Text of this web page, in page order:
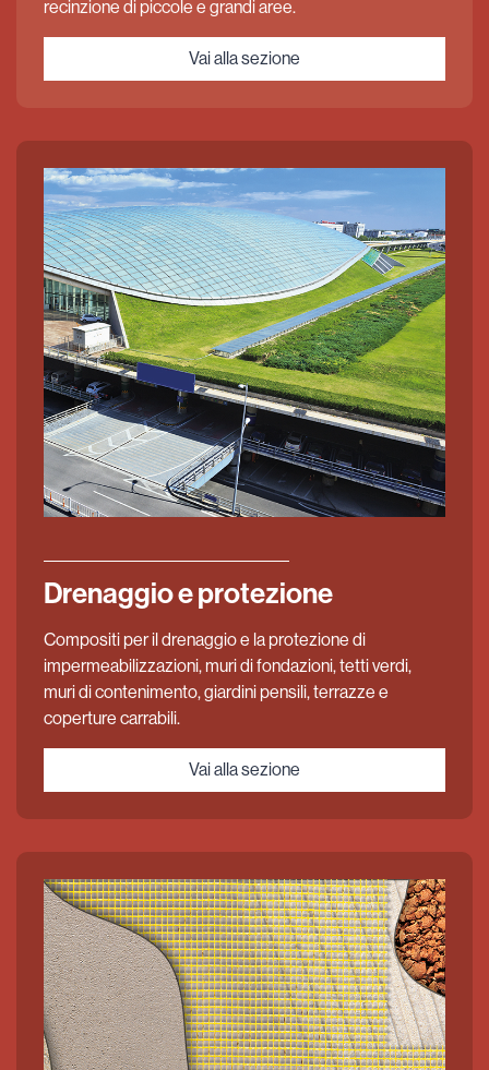
recinzione di piccole e grandi aree.
Vai alla sezione
Drenaggio e protezione
Compositi per il drenaggio e la protezione di
impermeabilizzazioni, muri di fondazioni, tetti verdi,
muri di contenimento, giardini pensili, terrazze e
coperture carrabili.
Vai alla sezione